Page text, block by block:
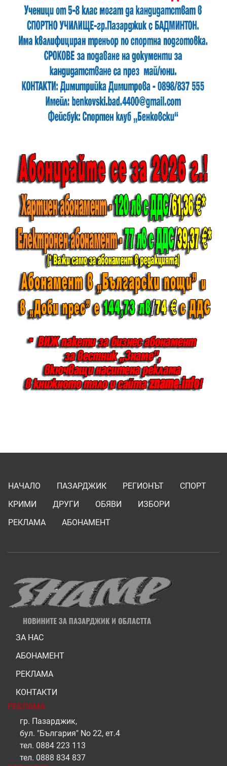
НАЧАЛО ПАЗАРДЖИК РЕГИОНЪТ
СПОРТ
КРИМИ
ДРУГИ ОБЯВИ
ИЗБОРИ
РЕКЛАМА
АБОНАМЕНТ
ЗА НАС
АБОНАМЕНТ
РЕКЛАМА
КОНТАКТИ
РЕКЛАМА
гр. Пазарджик,
бул. "България" No 22, ет.4
тел. 0884 223 113
тел. 0888 834 837